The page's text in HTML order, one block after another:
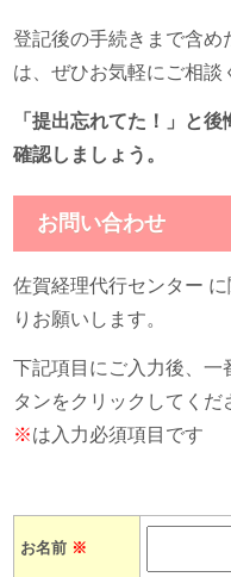
登記後の手続きまで含め
は、ぜひお気軽にご相談
「提出忘れてた！」と
確認しましょう。
お問い合わせ
佐賀経理代行センター
りお願いします。
下記項目にご入力後、一
タンをクリックしてくだ
※は入力必須項目です
お名前 ※